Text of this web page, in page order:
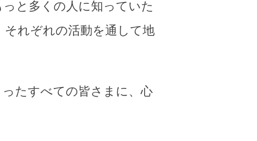
と多くの人に知っていた
れぞれの活動を通して地
たすべての皆さまに、心